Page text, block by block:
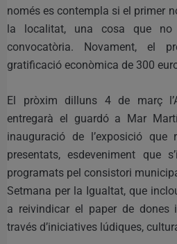
només es contempla si el primer
la localitat, una cosa que no
convocatòria. Novament, el
gratificació econòmica de 300
El pròxim dilluns 4 de març
entregarà el guardó a Mar
inauguració de l’exposició
presentats, esdeveniment que
programats pel consistori
Setmana per la Igualtat, que
a reivindicar el paper de
través d’iniciatives lúdiques,